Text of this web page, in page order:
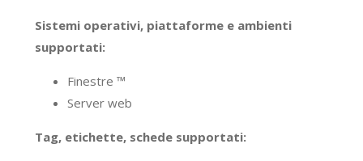
Sistemi operativi, piattaforme e ambienti
supportati:
Finestre ™
Server web
Tag, etichette, schede supportati: